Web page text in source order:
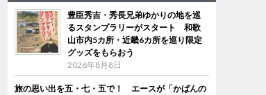
豊臣秀吉・秀長兄弟ゆかりの地を巡
るスタンプラリーがスタート 和歌
山市内5カ所・近畿6カ所を巡り限定
グッズをもらおう
2026年8月8日
旅の思い出を五・七・五で！ エースが「かばんの